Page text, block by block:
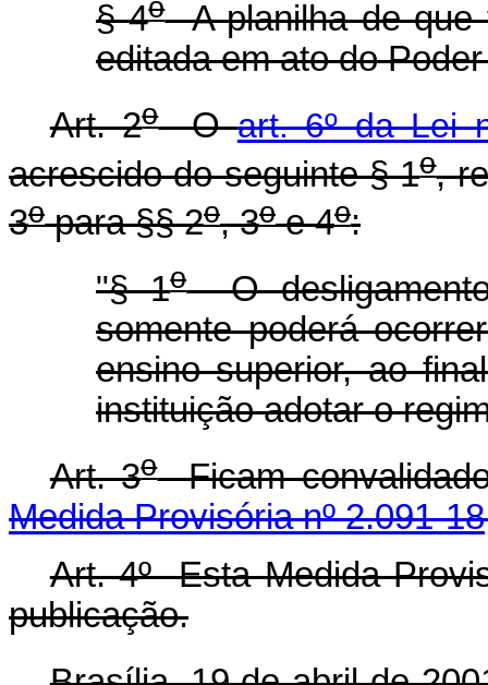
§ 4oA planilha de que
editada em ato do
Art. 2oOart. 6º da Lei
acrescido do seguinte § 1o,
3opara §§ 2o, 3oe 4o:
"§ 1oO desligamento
somente poderá
ensino superior, ao
instituição adotar o
Art. 3oFicam
Medida Provisória nº 2.091-
Art. 4º Esta Medida
publicação.